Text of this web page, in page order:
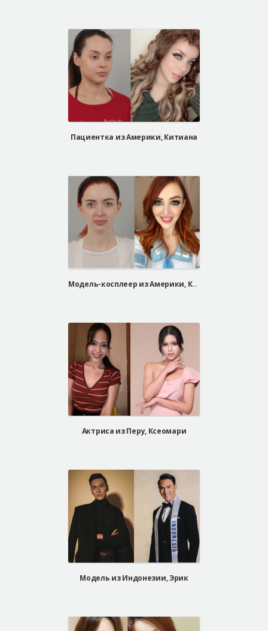
Пациентка из Америки, Китиана
Модель-косплеер из Америки, Кристен
Актриса из Перу, Ксеомари
Модель из Индонезии, Эрик